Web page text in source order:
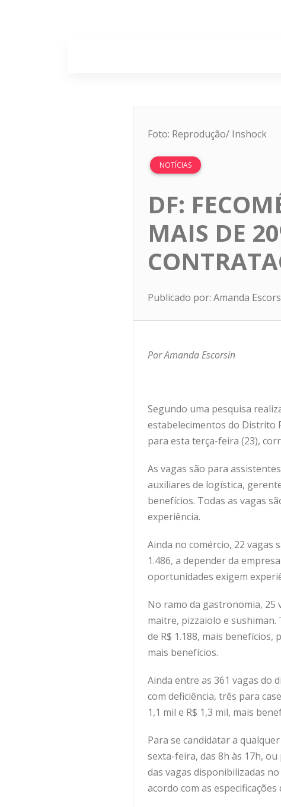
Foto: Reprodução/ Inshock
NOTÍCIAS
DF:
MAIS DE
Publicado por: Amanda
Por Amanda Escorsin
Segundo uma pesquisa
estabelecimentos do Distrito
para esta terça-feira (23),
As vagas são para
auxiliares de logística,
benefícios. Todas as vagas
experiência.
Ainda no comércio, 22 vagas
1.486, a depender da
oportunidades exigem
No ramo da gastronomia, 25
maitre, pizzaiolo e sushiman.
de R$ 1.188, mais
mais benefícios.
Ainda entre as 361 vagas do
com deficiência, três para
1,1 mil e R$ 1,3 mil, mais
Para se candidatar a
sexta-feira, das 8h às 17h,
das vagas disponibilizadas
acordo com as